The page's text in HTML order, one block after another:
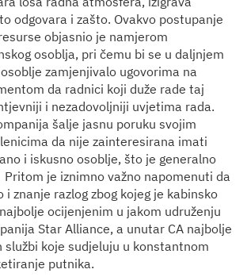
odgovara i zašto. Ovakvo postupanje
objasnio je namjerom
osoblja, pri čemu bi se u daljnjem
zamjenjivalo ugovorima na
da radnici koji duže rade taj
i nezadovoljniji uvjetima rada.
šalje jasnu poruku svojim
da nije zainteresirana imati
i iskusno osoblje, što je generalno
Pritom je iznimno važno napomenuti da
i znanje razlog zbog kojeg je kabinsko
ocijenjenim u jakom udruženju
Star Alliance, a unutar CA najbolje
službi koje sudjeluju u konstantnom
putnika.